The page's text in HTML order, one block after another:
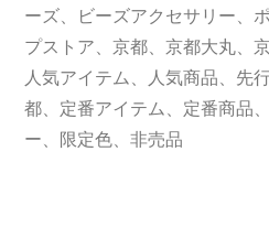
藤
井
大
丸
ーズ、 ビーズアクセサリー、
プストア、 京都、 京都大丸、
人気アイテム、 人気商品、 先
都、 定番アイテム、 定番商品、
ー、 限定色、 非売品